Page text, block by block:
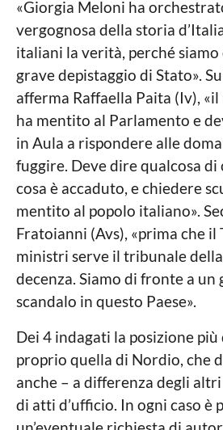
«Giorgia Meloni ha
vergognosa della storia
italiani la verità, perché
grave depistaggio di Stato».
afferma Raffaella Paita (Iv),
ha mentito al Parlamento e
in Aula a rispondere alle
fuggire. Deve dire qualcosa di
cosa è accaduto, e chiedere
mentito al popolo italiano».
Fratoianni (Avs), «prima che il
ministri serve il tribunale
decenza. Siamo di fronte a un
scandalo in questo Paese».
Dei 4 indagati la posizione
proprio quella di Nordio, che
anche – a differenza degli
di atti d’ufficio. In ogni caso è